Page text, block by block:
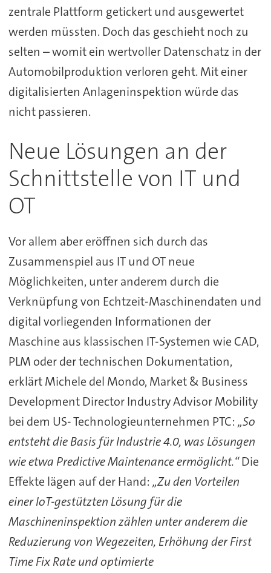
zentrale Plattform getickert und ausgewertet
werden müssten. Doch das geschieht noch zu
selten – womit ein wertvoller Datenschatz in der
Automobilproduktion verloren geht. Mit einer
digitalisierten Anlageninspektion würde das
nicht passieren.
Neue Lösungen an der
Schnittstelle von IT und
OT
Vor allem aber eröffnen sich durch das
Zusammenspiel aus IT und OT neue
Möglichkeiten, unter anderem durch die
Verknüpfung von Echtzeit-Maschinendaten und
digital vorliegenden Informationen der
Maschine aus klassischen IT-Systemen wie CAD,
PLM oder der technischen Dokumentation,
erklärt Michele del Mondo, Market & Business
Development Director Industry Advisor Mobility
bei dem US- Technologieunternehmen PTC: „So
entsteht die Basis für Industrie 4.0, was Lösungen
wie etwa Predictive Maintenance ermöglicht.“Die
Effekte lägen auf der Hand: „Zu den Vorteilen
einer IoT-gestützten Lösung für die
Maschineninspektion zählen unter anderem die
Reduzierung von Wegezeiten, Erhöhung der First
Time Fix Rate und optimierte